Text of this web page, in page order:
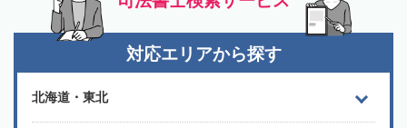
対応エリアから探す
北海道・東北